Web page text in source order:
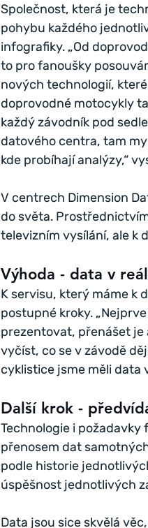
Společnost, která je
pohybu každého
infografiky. „Od
to pro fanoušky
nových technologií,
doprovodné motocykly
každý závodník pod
datového centra, tam
kde probíhají analýzy,“
V centrech Dimension
do světa.
televizním vysílání, ale k
Výhoda - data v
K servisu, který máme k
postupné kroky.
prezentovat, přenášet je
vyčíst, co se v závodě
cyklistice jsme měli data
Další krok -
Technologie i požadavky
přenosem dat
podle historie
úspěšnost jednotlivých
Data jsou sice skvělá